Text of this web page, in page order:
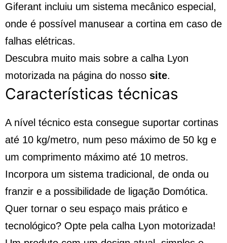
Giferant incluiu um sistema mecânico especial,
onde é possível manusear a cortina em caso de
falhas elétricas.
Descubra muito mais sobre a calha Lyon
motorizada na página do nosso site.
Características técnicas
A nível técnico esta consegue suportar cortinas
até 10 kg/metro, num peso máximo de 50 kg e
um comprimento máximo até 10 metros.
Incorpora um sistema tradicional, de onda ou
franzir e a possibilidade de ligação Domótica.
Quer tornar o seu espaço mais prático e
tecnológico? Opte pela calha Lyon motorizada!